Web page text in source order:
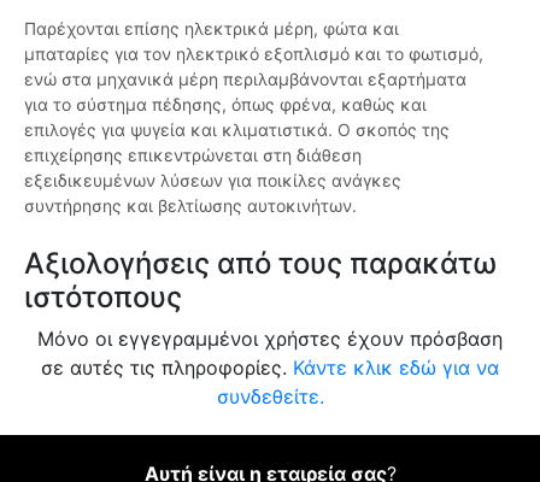
Παρέχονται επίσης ηλεκτρικά μέρη, φώτα και
μπαταρίες για τον ηλεκτρικό εξοπλισμό και το φωτισμό,
ενώ στα μηχανικά μέρη περιλαμβάνονται εξαρτήματα
για το σύστημα πέδησης, όπως φρένα, καθώς και
επιλογές για ψυγεία και κλιματιστικά. Ο σκοπός της
επιχείρησης επικεντρώνεται στη διάθεση
εξειδικευμένων λύσεων για ποικίλες ανάγκες
συντήρησης και βελτίωσης αυτοκινήτων.
Αξιολογήσεις από τους παρακάτω
ιστότοπους
Μόνο οι εγγεγραμμένοι χρήστες έχουν πρόσβαση
σε αυτές τις πληροφορίες. Κάντε κλικ εδώ για να
συνδεθείτε.
Αυτή είναι η εταιρεία σας?